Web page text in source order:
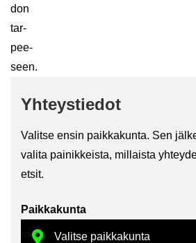
don
tar­
pee­
seen.
Yh­teys­tie­dot
Va­lit­se ensin paik­ka­kun­ta. Sen
va­li­ta pai­nik­keis­ta, mil­lais­ta
etsit.
Paik­ka­kun­ta